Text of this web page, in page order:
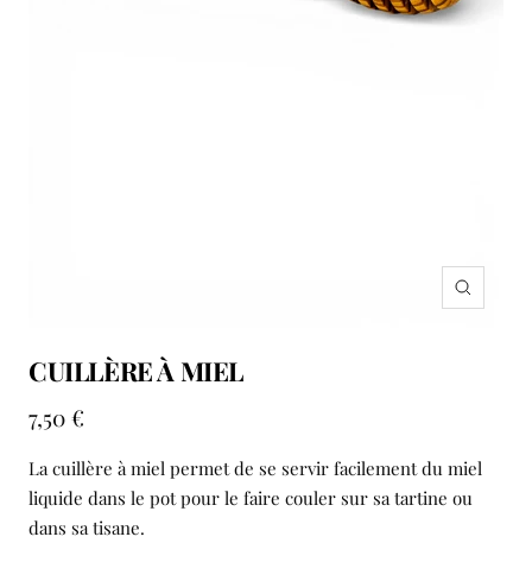
Zoom
CUILLÈRE À MIEL
Prix
de
vente
7,50 €
La cuillère à miel permet de se servir facilement du miel
liquide dans le pot pour le faire couler sur sa tartine ou
dans sa tisane.